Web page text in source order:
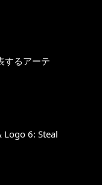
するアーテ
Logo 6: Steal